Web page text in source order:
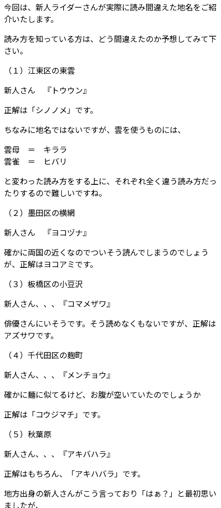
今回は、新人ライダーさんが実際に読み間違えた地名をご紹
介いたします。
読み方を知っている方は、どう間違えたのか予想してみて下
さい。
（１）江東区の東雲
新人さん 『トウウン』
正解は「シノノメ」です。
ちなみに地名ではないですが、雲を使うものには、
雲母 ＝ キララ
雲雀 ＝ ヒバリ
と変わった読み方をする上に、それぞれ全く違う読み方だっ
たりするので難しいですね。
（２）墨田区の横網
新人さん 『ヨコヅナ』
確かに両国の近くなのでついそう読んでしまうのでしょう
が、正解はヨコアミです。
（３）板橋区の小豆沢
新人さん、、、『コマメザワ』
俳優さんにいそうです。そう読めなくもないですが、正解は
アズサワです。
（４）千代田区の麹町
新人さん、、、『メンチョウ』
確かに麺に似てるけど、お腹が空いていたのでしょうか
正解は「コウジマチ」です。
（５）秋葉原
新人さん、、、『アキバハラ』
正解はもちろん、「アキハバラ」です。
地方出身の新人さんがこう言っており「はぁ？」と最初思い
ましたが、